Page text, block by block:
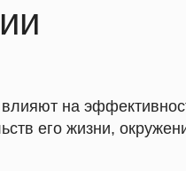
на
его жизни,